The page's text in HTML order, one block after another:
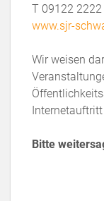
T 09122 2222
www.sjr-
Wir weisen
Bitte